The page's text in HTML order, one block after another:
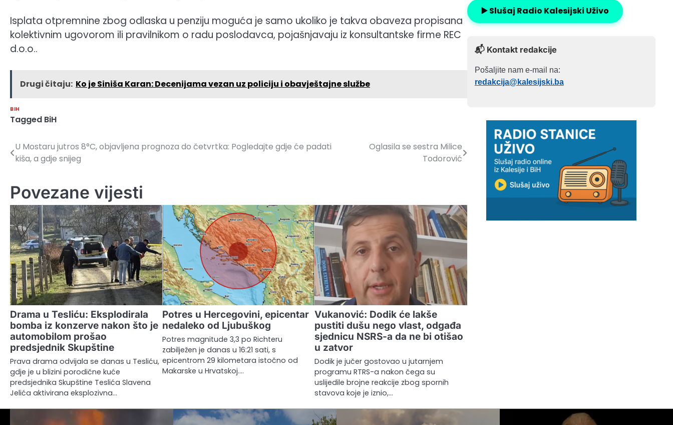
Isplata otpremnine zbog odlaska u penziju moguća je samo ukoliko je takva obaveza propisana
kolektivnim ugovorom ili pravilnikom o radu poslodavca, pojašnjavaju iz konsultantske firme REC
d.o.o..
Drugi čitaju: Ko je Siniša Karan: Decenijama vezan uz policiju i obavještajne službe
BIH
Tagged BiH
Navigacija
članaka
U Mostaru jutros 8°C, objavljena prognoza do četvrtka: Pogledajte gdje će padati
kiša, a gdje snijeg
Oglasila se sestra Milice
Todorović
Povezane vijesti
Drama u Tesliću: Eksplodirala
bomba iz konzerve nakon što je
automobilom prošao
predsjednik Skupštine
Prava drama odvijala se danas u Tesliću,
gdje je u blizini porodične kuće
predsjednika Skupštine Teslića Slavena
Jelića aktivirana eksplozivna…
Potres u Hercegovini, epicentar
nedaleko od Ljubuškog
Potres magnitude 3,3 po Richteru
zabilježen je danas u 16:21 sati, s
epicentrom 29 kilometara istočno od
Makarske u Hrvatskoj.…
Vukanović: Dodik će lakše
pustiti dušu nego vlast, odgađa
sjednicu NSRS-a da ne bi otišao
u zatvor
Dodik je jučer gostovao u jutarnjem
programu RTRS-a nakon čega su
uslijedile brojne reakcije zbog spornih
stavova koje je iznio,…
▶️ Slušaj Radio Kalesijski Uživo
📬 Kontakt redakcije
Pošaljite nam e-mail na:
redakcija@kalesijski.ba